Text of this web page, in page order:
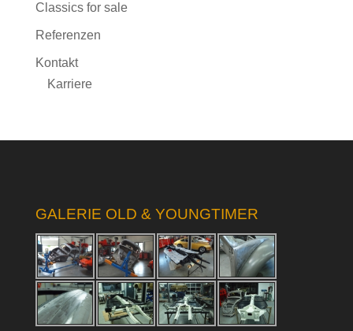
Classics for sale
Referenzen
Kontakt
Karriere
GALERIE OLD & YOUNGTIMER